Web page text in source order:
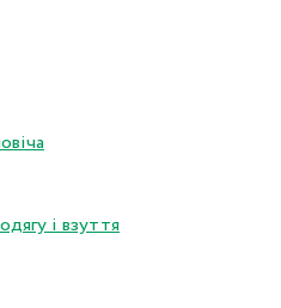
і взуття